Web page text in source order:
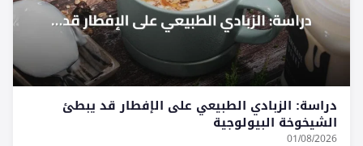
دراسة: الزبادي الطبيعي على الإفطار قد يبطئ
الشيخوخة البيولوجية
01/08/2026